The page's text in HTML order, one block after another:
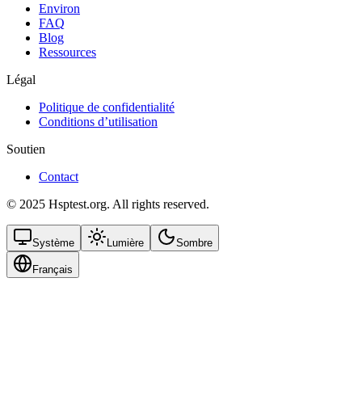
Environ
FAQ
Blog
Ressources
Légal
Politique de confidentialité
Conditions d’utilisation
Soutien
Contact
© 2025 Hsptest.org. All rights reserved.
Système Lumière Sombre
Français